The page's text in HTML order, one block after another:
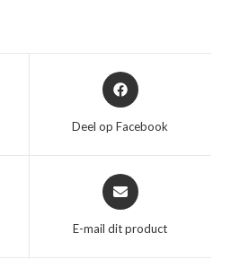
Opent
in
nieuw
Deel op Facebook
Opent
in
nieuw
E-mail dit product